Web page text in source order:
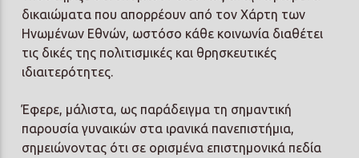
δικαιώματα που απορρέουν από τον Χάρτη των
Ηνωμένων Εθνών, ωστόσο κάθε κοινωνία διαθέτει
τις δικές της πολιτισμικές και θρησκευτικές
ιδιαιτερότητες.
Έφερε, μάλιστα, ως παράδειγμα τη σημαντική
παρουσία γυναικών στα ιρανικά πανεπιστήμια,
σημειώνοντας ότι σε ορισμένα επιστημονικά πεδία